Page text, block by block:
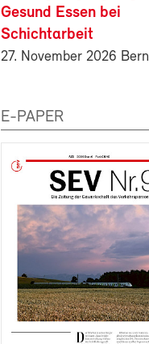
Gesund Essen bei
Schichtarbeit
27. November 2026 Bern
E-PAPER